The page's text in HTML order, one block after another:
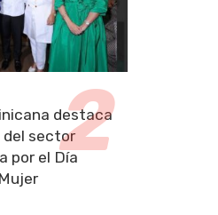
destaca
del sector
por el Día